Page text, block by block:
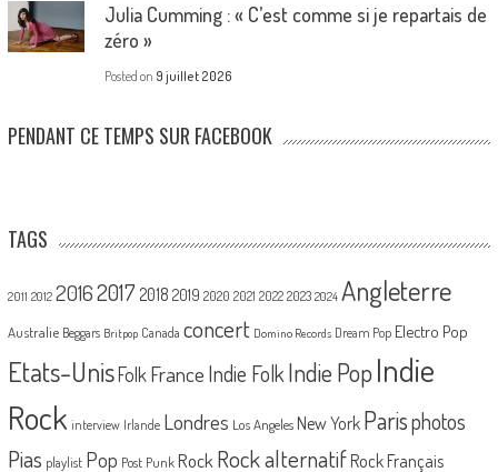
Julia Cumming : « C’est comme si je repartais de
zéro »
Posted on 9 juillet 2026
PENDANT CE TEMPS SUR FACEBOOK
TAGS
2011 2012 20162017 2018 2019 2020 2021 2022 2023 2024 Angleterre
Australie Beggars Britpop Canada concert Domino Records Dream Pop Electro Pop
Etats-UnisFolk France Indie Folk Indie PopIndie
Rock interview Irlande Londres Los Angeles New York Parisphotos
Pias playlist Pop Post Punk Rock Rock alternatif Rock Français